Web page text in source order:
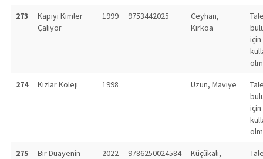
273
Kapıyı Kimler
Çalıyor
1999 9753442025
Ceyhan,
Kirkoa
için
274 Kızlar Koleji 1998 Uzun, Maviye
için
275
Bir Duayenin
2022 9786250024584
Küçükalı,